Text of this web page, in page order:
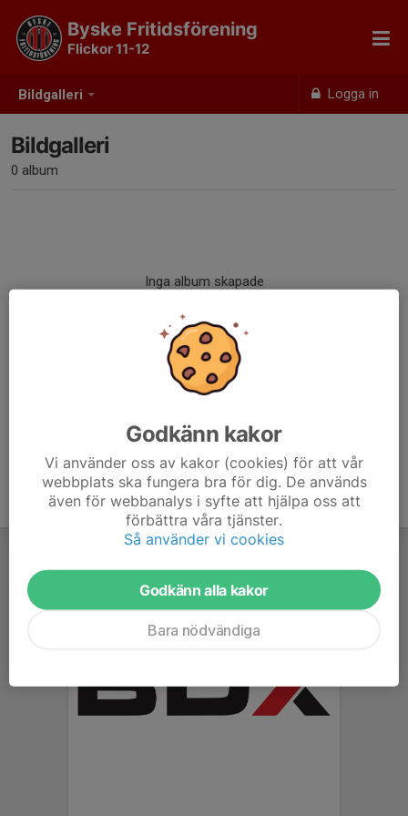
Bildgalleri Logga in
Byske Fritidsförening
Flickor 11-12
Bildgalleri
0 album
Inga album skapade
Godkänn kakor
Vi använder oss av kakor (cookies) för att vår
webbplats ska fungera bra för dig. De används
även för webbanalys i syfte att hjälpa oss att
förbättra våra tjänster.
Så använder vi cookies
Godkänn alla kakor
Bara nödvändiga